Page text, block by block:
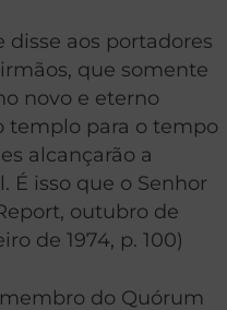
disse aos portadores
que somente
novo e eterno
templo para o tempo
alcançarão a
É isso que o Senhor
outubro de
de 1974, p. 100)
do Quórum